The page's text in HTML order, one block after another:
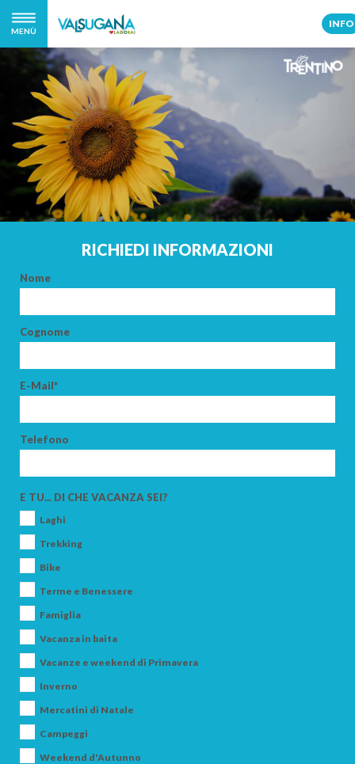
MENÙ
INFO
RICHIEDI INFORMAZIONI
Nome
Cognome
E-Mail*
Telefono
E TU... DI CHE VACANZA SEI?
Laghi
Trekking
Bike
Terme e Benessere
Famiglia
Vacanza in baita
Vacanze e weekend di Primavera
Inverno
Mercatini di Natale
Campeggi
Weekend d'Autunno